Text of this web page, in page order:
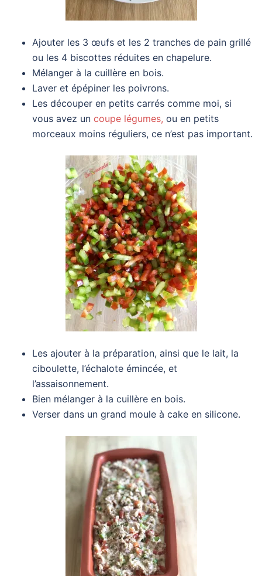
Ajouter les 3 œufs et les 2 tranches de pain grillé
ou les 4 biscottes réduites en chapelure.
Mélanger à la cuillère en bois.
Laver et épépiner les poivrons.
Les découper en petits carrés comme moi, si
vous avez un coupe légumes, ou en petits
morceaux moins réguliers, ce n’est pas important.
Les ajouter à la préparation, ainsi que le lait, la
ciboulette, l’échalote émincée, et
l’assaisonnement.
Bien mélanger à la cuillère en bois.
Verser dans un grand moule à cake en silicone.